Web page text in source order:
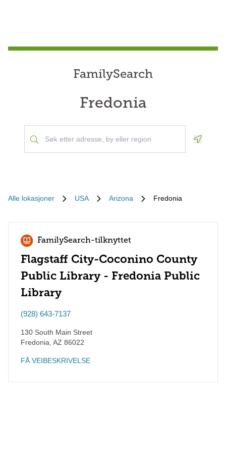
FamilySearch
Fredonia
Alle lokasjoner USA Arizona Fredonia
FamilySearch-tilknyttet
Flagstaff City-Coconino County
Public Library - Fredonia Public
Library
(928) 643-7137
130 South Main Street
Fredonia AZ 86022
FÅ VEIBESKRIVELSE